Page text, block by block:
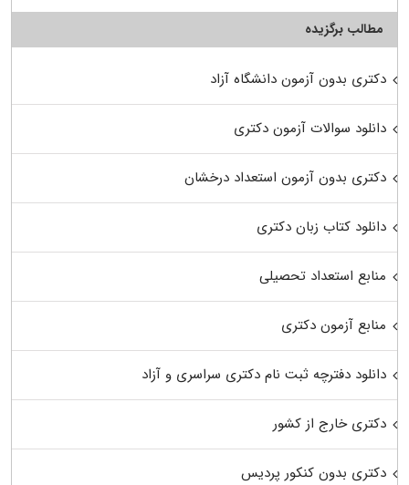
مطالب برگزیده
دکتری بدون آزمون دانشگاه آزاد
دانلود سوالات آزمون دکتری
دکتری بدون آزمون استعداد درخشان
دانلود کتاب زبان دکتری
منابع استعداد تحصیلی
منابع آزمون دکتری
دانلود دفترچه ثبت نام دکتری سراسری و آزاد
دکتری خارج از کشور
دکتری بدون کنکور پردیس